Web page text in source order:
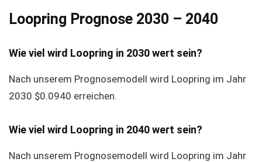
Loopring Prognose 2030 – 2040
Wie viel wird Loopring in 2030 wert sein?
Nach unserem Prognosemodell wird Loopring im Jahr
2030 $0.0940 erreichen.
Wie viel wird Loopring in 2040 wert sein?
Nach unserem Prognosemodell wird Loopring im Jahr